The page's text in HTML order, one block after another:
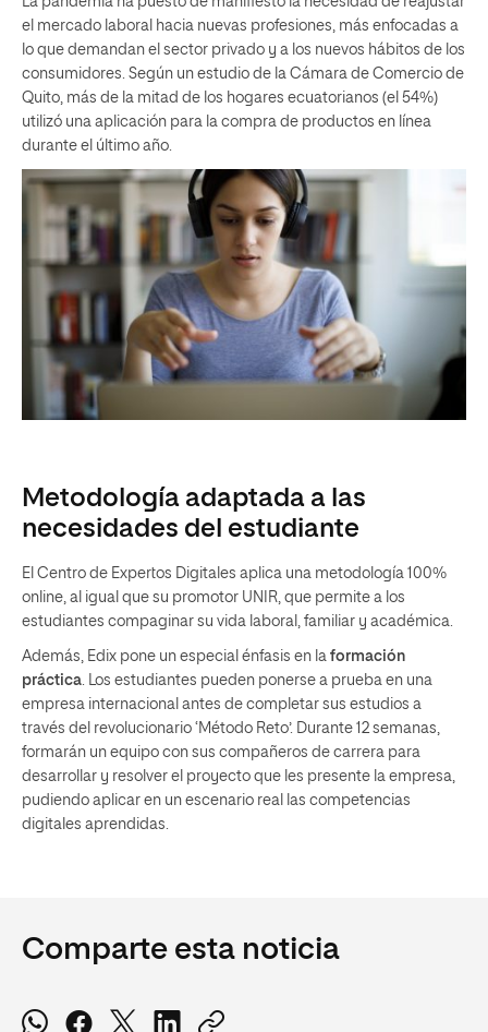
el mercado laboral hacia nuevas profesiones, más enfocadas a
lo que demandan el sector privado y a los nuevos hábitos de los
consumidores. Según un estudio de la Cámara de Comercio de
Quito, más de la mitad de los hogares ecuatorianos (el 54%)
utilizó una aplicación para la compra de productos en línea
durante el último año.
Metodología adaptada a las
necesidades del estudiante
El Centro de Expertos Digitales aplica una metodología 100%
online, al igual que su promotor UNIR, que permite a los
estudiantes compaginar su vida laboral, familiar y académica.
Además, Edix pone un especial énfasis en la formación
práctica . Los estudiantes pueden ponerse a prueba en una
empresa internacional antes de completar sus estudios a
través del revolucionario ‘Método Reto’. Durante 12 semanas,
formarán un equipo con sus compañeros de carrera para
desarrollar y resolver el proyecto que les presente la empresa,
pudiendo aplicar en un escenario real las competencias
digitales aprendidas.
Comparte esta noticia